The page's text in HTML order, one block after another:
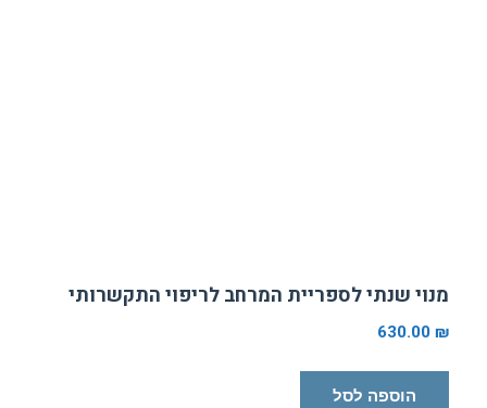
מנוי שנתי לספריית המרחב לריפוי התקשרותי
630.00 ₪
הוספה לסל